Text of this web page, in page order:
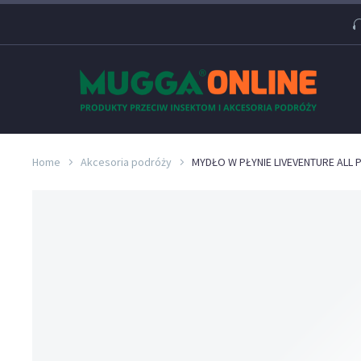
Home Akcesoria podróży MYDŁO W PŁYNIE LIVEVENTURE ALL